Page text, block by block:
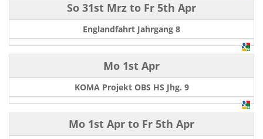
So 31st Mrz to Fr 5th Apr
Englandfahrt Jahrgang 8
Mo 1st Apr
KOMA Projekt OBS HS Jhg. 9
Mo 1st Apr to Fr 5th Apr